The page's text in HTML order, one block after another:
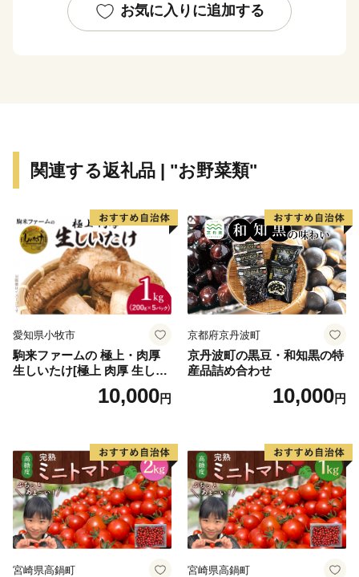
願泉寺（がんせんじ）を中心に形成された寺内町のまち
なみなど、伝統的な文化を肌で感じることができます。
冬は市内に４か所ある温泉＆温浴施設でまったりほっ
目立たんけどもそこそこ住み良い。 なかなかええや
ん！貝塚市。
---------------------------------------------------------------------------
-----
お気に入りに追加する
関連する返礼品 | "お野菜類"
愛知県小牧市
駒来ファームの 極上・肉厚
生しいたけ[極上 肉厚 生しい
たけ 生シイタケ 生椎茸 安心
安全 国産 採れたて 新鮮 きの
10,000円
京都府京丹波町
京丹波町の黒豆・和知黒の特
産品詰め合わせ
10,000円
宮崎県高鍋町 宮崎県高鍋町